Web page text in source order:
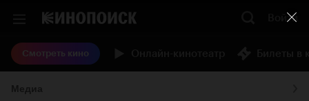
Войти
Смотреть кино